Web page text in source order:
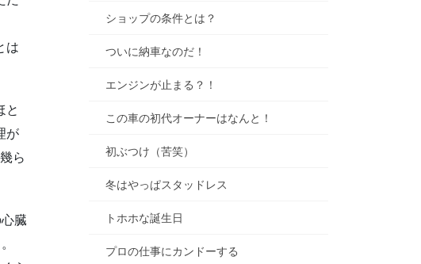
は
と
が
ら
臓
ショップの条件とは？
ついに納車なのだ！
エンジンが止まる？！
この車の初代オーナーはなんと！
初ぶつけ（苦笑）
冬はやっぱスタッドレス
トホホな誕生日
プロの仕事にカンドーする